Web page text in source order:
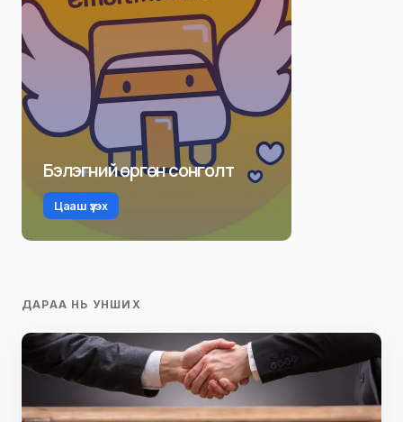
Бэлэгний өргөн сонголт
Цааш үзэх
ДАРАА НЬ УНШИХ